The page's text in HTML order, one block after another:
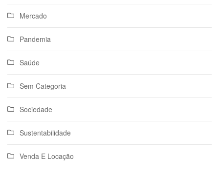
Mercado
Pandemia
Saúde
Sem Categoria
Sociedade
Sustentabilidade
Venda E Locação